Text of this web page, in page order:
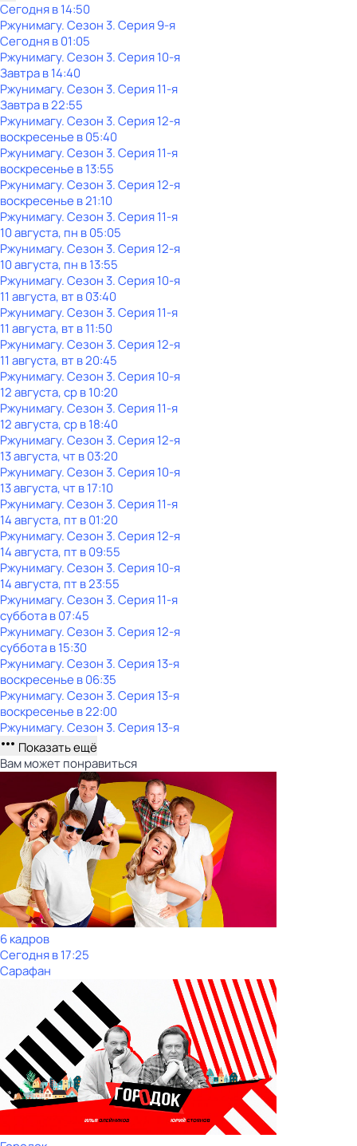
Сегодня в 14:50
Ржунимагу. Сезон 3. Серия 9-я
Сегодня в 01:05
Ржунимагу. Сезон 3. Серия 10-я
Завтра в 14:40
Ржунимагу. Сезон 3. Серия 11-я
Завтра в 22:55
Ржунимагу. Сезон 3. Серия 12-я
воскресенье в05:40
Ржунимагу. Сезон 3. Серия 11-я
воскресенье в13:55
Ржунимагу. Сезон 3. Серия 12-я
воскресенье в21:10
Ржунимагу. Сезон 3. Серия 11-я
10 августа, пн в 05:05
Ржунимагу. Сезон 3. Серия 12-я
10 августа, пн в 13:55
Ржунимагу. Сезон 3. Серия 10-я
11 августа, вт в 03:40
Ржунимагу. Сезон 3. Серия 11-я
11 августа, вт в 11:50
Ржунимагу. Сезон 3. Серия 12-я
11 августа, вт в 20:45
Ржунимагу. Сезон 3. Серия 10-я
12 августа, ср в 10:20
Ржунимагу. Сезон 3. Серия 11-я
12 августа, ср в 18:40
Ржунимагу. Сезон 3. Серия 12-я
13 августа, чт в 03:20
Ржунимагу. Сезон 3. Серия 10-я
13 августа, чт в 17:10
Ржунимагу. Сезон 3. Серия 11-я
14 августа, пт в 01:20
Ржунимагу. Сезон 3. Серия 12-я
14 августа, пт в 09:55
Ржунимагу. Сезон 3. Серия 10-я
14 августа, пт в 23:55
Ржунимагу. Сезон 3. Серия 11-я
субботав07:45
Ржунимагу. Сезон 3. Серия 12-я
субботав15:30
Ржунимагу. Сезон 3. Серия 13-я
воскресенье в06:35
Ржунимагу. Сезон 3. Серия 13-я
воскресенье в22:00
Ржунимагу. Сезон 3. Серия 13-я
Показать ещё
Вам может понравиться
6 кадров
Сегодня в 17:25
Сарафан